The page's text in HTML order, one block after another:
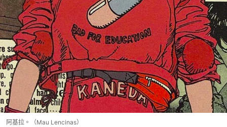
阿基拉。（Mau Lencinas）